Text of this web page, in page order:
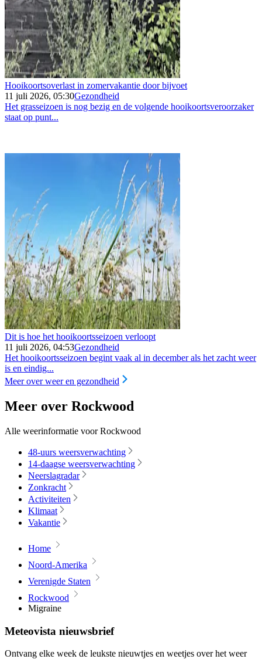
Hooikoortsoverlast in zomervakantie door bijvoet
11 juli 2026, 05:30Gezondheid
Het grasseizoen is nog bezig en de volgende hooikoortsveroorzaker
staat op punt...
Dit is hoe het hooikoortsseizoen verloopt
11 juli 2026, 04:53Gezondheid
Het hooikoortsseizoen begint vaak al in december als het zacht weer
is en eindig...
Meer over weer en gezondheid
Meer over Rockwood
Alle weerinformatie voor Rockwood
48-uurs weersverwachting
14-daagse weersverwachting
Neerslagradar
Zonkracht
Activiteiten
Klimaat
Vakantie
Home
Noord-Amerika
Verenigde Staten
Rockwood
Migraine
Meteovista nieuwsbrief
Ontvang elke week de leukste nieuwtjes en weetjes over het weer